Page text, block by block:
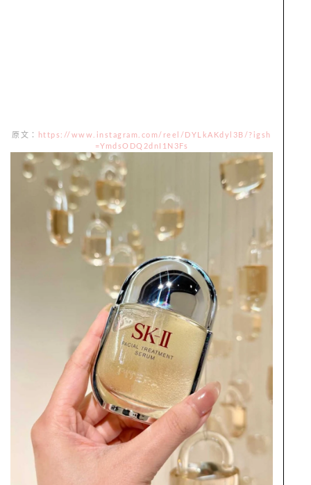
原文：
https://www.instagram.com/reel/DYLkAKdyl3B/?igsh
=YmdsODQ2dnI1N3Fs